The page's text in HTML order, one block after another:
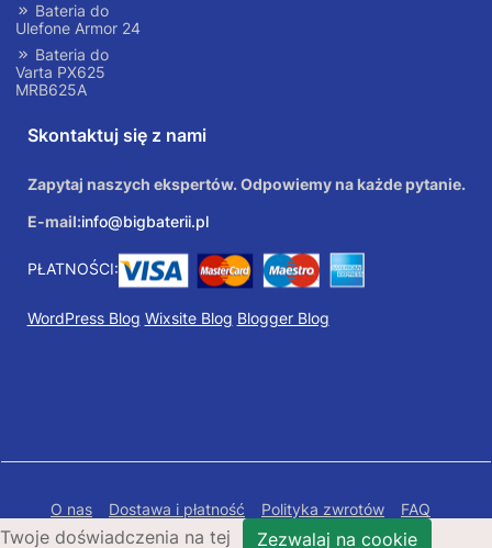
Bateria do
Ulefone Armor 24
Bateria do
Varta PX625
MRB625A
Skontaktuj się z nami
Zapytaj naszych ekspertów. Odpowiemy na każde pytanie.
E-mail:info@bigbaterii.pl
PŁATNOŚCI:
WordPress Blog Wixsite Blog Blogger Blog
O nas Dostawa i płatność Polityka zwrotów
FAQ
Polityka prywatności
Mapa Strony
Twoje doświadczenia na tej Zezwalaj na cookie